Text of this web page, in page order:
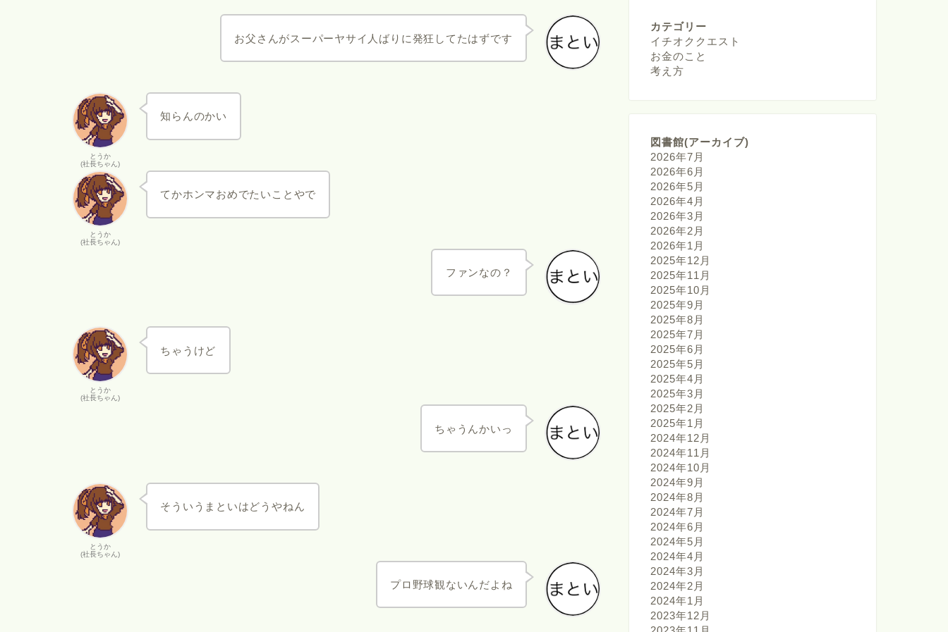
お父さんがスーパーヤサイ人ばりに発狂してたはずです
とうか
(社長ちゃん)
知らんのかい
とうか
(社長ちゃん)
てかホンマおめでたいことやで
ファンなの？
とうか
(社長ちゃん)
ちゃうけど
ちゃうんかいっ
とうか
(社長ちゃん)
そういうまといはどうやねん
プロ野球観ないんだよね
カテゴリー
イチオククエスト
お金のこと
考え方
図書館(アーカイブ)
2026年7月
2026年6月
2026年5月
2026年4月
2026年3月
2026年2月
2026年1月
2025年12月
2025年11月
2025年10月
2025年9月
2025年8月
2025年7月
2025年6月
2025年5月
2025年4月
2025年3月
2025年2月
2025年1月
2024年12月
2024年11月
2024年10月
2024年9月
2024年8月
2024年7月
2024年6月
2024年5月
2024年4月
2024年3月
2024年2月
2024年1月
2023年12月